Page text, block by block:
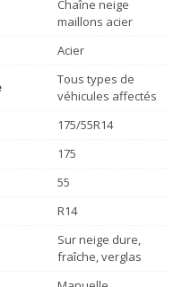
Chaîne neige
maillons acier
Acier
Tous types de
véhicules affectés
175/55R14
175
55
R14
Sur neige dure,
fraîche, verglas